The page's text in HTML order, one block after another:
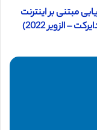
مبتنی بر اینترنت
اشیاء برای مدیریت زنجیره تامین غذا (ساینس دایرکت – الزویر 2022)